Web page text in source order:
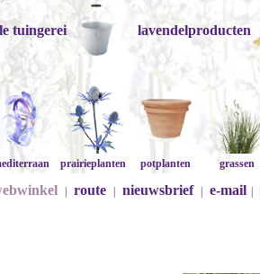
tuingerei lavendelproducten
prairieplanten potplanten grassen
route nieuwsbrief e-mail